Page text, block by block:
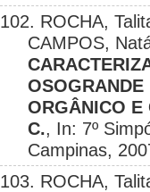
102. ROCHA,
CAMPOS,
ORGÂNICO E
C., In: 7º
Campinas,
103. ROCHA,